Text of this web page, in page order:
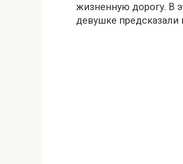
жизненную дорогу. В
девушке предсказали